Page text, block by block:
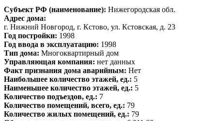
Субъект РФ (наименование): Нижегородская обл.
Адрес дома:
г. Нижний Новгород, г. Кстово, ул. Кстовская, д. 23
Год постройки: 1998
Год ввода в эксплуатацию: 1998
Тип дома: Многоквартирный дом
Управляющая компания: нет данных
Факт признания дома аварийным: Нет
Наибольшее количество этажей, ед.: 5
Наименьшее количество этажей, ед.: 5
Количество подъездов, ед.: 7
Количество помещений, всего, ед.: 79
Количество жилых помещений, ед.: 79